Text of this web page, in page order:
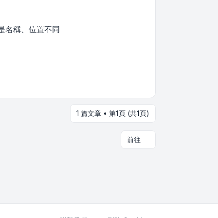
名稱、位置不同
1 篇文章 • 第1頁 (共1頁)
前往